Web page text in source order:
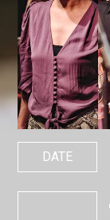
DATE